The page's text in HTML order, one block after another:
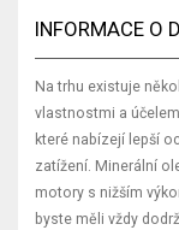
INFORMACE O
Na trhu existuje
vlastnostmi a
které nabízejí lepší
zatížení. Minerální
motory s nižším
byste měli vždy